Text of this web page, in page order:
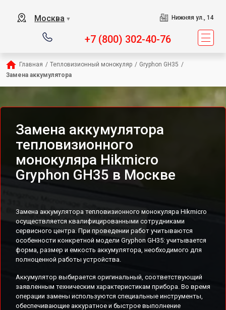
Москва ▼ Нижняя ул., 14
+7 (800) 302-40-76
Главная / Тепловизионный монокуляр / Gryphon GH35 /
Замена аккумулятора
Замена аккумулятора
тепловизионного
монокуляра Hikmicro
Gryphon GH35 в Москве
Замена аккумулятора тепловизионного монокуляра Hikmicro
осуществляется квалифицированными сотрудниками
сервисного центра. При проведении работ учитываются
особенности конкретной модели Gryphon GH35: учитывается
форма, размер и емкость аккумулятора, необходимого для
полноценной работы устройства.
Аккумулятор выбирается оригинальный, соответствующий
заявленным техническим характеристикам прибора. Во время
операции замены используются специальные инструменты,
обеспечивающие аккуратное и быстрое выполнение